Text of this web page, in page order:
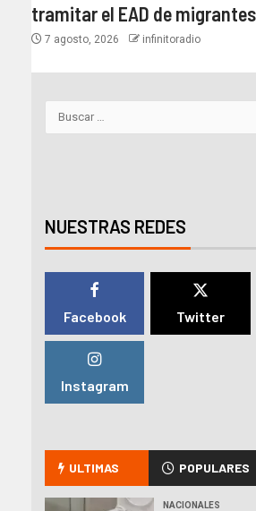
tramitar el EAD de migrantes
7 agosto, 2026 infinitoradio
NUESTRAS REDES
Facebook Twitter
Instagram
ULTIMAS POPULARES
NACIONALES